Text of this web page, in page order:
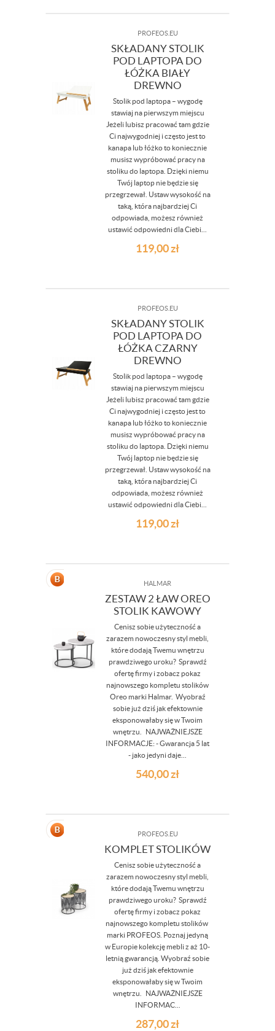
PROFEOS.EU
SKŁADANY STOLIK
POD LAPTOPA DO
ŁÓŻKA BIAŁY
DREWNO
Stolik pod laptopa – wygodę
stawiaj na pierwszym miejscu
Jeżeli lubisz pracować tam gdzie
Ci najwygodniej i często jest to
kanapa lub łóżko to koniecznie
musisz wypróbować pracy na
stoliku do laptopa. Dzięki niemu
Twój laptop nie będzie się
przegrzewał. Ustaw wysokość na
taką, która najbardziej Ci
odpowiada, możesz również
ustawić odpowiedni dla Ciebi...
119,00zł
PROFEOS.EU
SKŁADANY STOLIK
POD LAPTOPA DO
ŁÓŻKA CZARNY
DREWNO
Stolik pod laptopa – wygodę
stawiaj na pierwszym miejscu
Jeżeli lubisz pracować tam gdzie
Ci najwygodniej i często jest to
kanapa lub łóżko to koniecznie
musisz wypróbować pracy na
stoliku do laptopa. Dzięki niemu
Twój laptop nie będzie się
przegrzewał. Ustaw wysokość na
taką, która najbardziej Ci
odpowiada, możesz również
ustawić odpowiedni dla Ciebi...
119,00zł
HALMAR
ZESTAW 2 ŁAW OREO
STOLIK KAWOWY
Cenisz sobie użyteczność a
zarazem nowoczesny styl mebli,
które dodają Twemu wnętrzu
prawdziwego uroku? Sprawdź
ofertę firmy i zobacz pokaz
najnowszego kompletu stolików
Oreo marki Halmar. Wyobraź
sobie już dziś jak efektownie
eksponowałaby się w Twoim
wnętrzu. NAJWAŻNIEJSZE
INFORMACJE: - Gwarancja 5 lat
- jako jedyni daje...
540,00zł
PROFEOS.EU
KOMPLET STOLIKÓW
Cenisz sobie użyteczność a
zarazem nowoczesny styl mebli,
które dodają Twemu wnętrzu
prawdziwego uroku? Sprawdź
ofertę firmy i zobacz pokaz
najnowszego kompletu stolików
marki PROFEOS. Poznaj jedyną
w Europie kolekcję mebli z aż 10-
letnią gwarancją. Wyobraź sobie
już dziś jak efektownie
eksponowałaby się w Twoim
wnętrzu. NAJWAŻNIEJSZE
INFORMAC...
287,00zł